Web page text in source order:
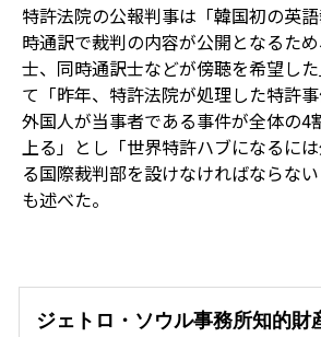
特許法院の公報判事は「韓国初の英
時通訳で裁判の内容が公開となるた
士、同時通訳士などが傍聴を希望し
て「昨年、特許法院が処理した特許事
外国人が当事者である事件が全体の4
上る」とし「世界特許ハブになるに
る国際裁判部を設けなければならな
も述べた。
ジェトロ・ソウル事務所知的財